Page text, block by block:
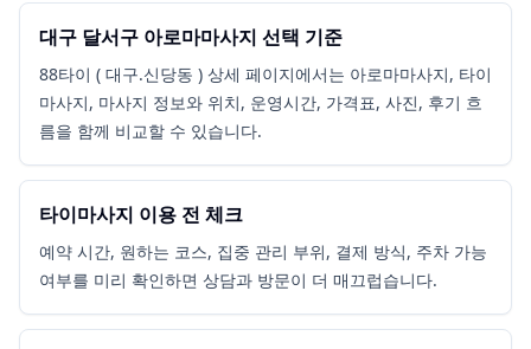
대구 달서구 아로마마사지 선택 기준
88타이 ( 대구.신당동 ) 상세 페이지에서는 아로마마사지, 타이
마사지, 마사지 정보와 위치, 운영시간, 가격표, 사진, 후기 흐
름을 함께 비교할 수 있습니다.
타이마사지 이용 전 체크
예약 시간, 원하는 코스, 집중 관리 부위, 결제 방식, 주차 가능
여부를 미리 확인하면 상담과 방문이 더 매끄럽습니다.